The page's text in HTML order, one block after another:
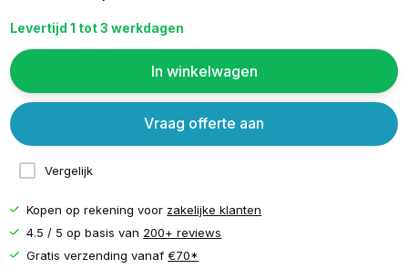
Levertijd 1 tot 3 werkdagen
In winkelwagen
Vergelijk
Vraag offerte aan
Kopen op rekening voor zakelijke klanten
4.5 / 5 op basis van 200+ reviews
Gratis verzending vanaf€70*